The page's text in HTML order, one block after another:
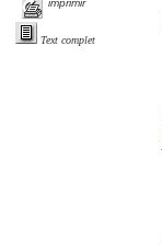
imprimir
Text complet